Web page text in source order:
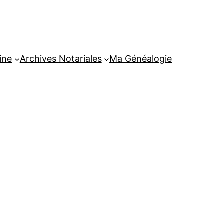
Archives Notariales Ma Généalogie